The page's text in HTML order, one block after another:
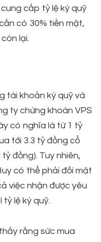
cấp tỷ lệ ký quỹ
có 30% tiền mặt,
lại.
tài khoản ký quỹ và
ty chứng khoán VPS
có nghĩa là từ 1 tỷ
tới 3.3 tỷ đồng cổ
tỷ đồng). Tuy nhiên,
có thể phải đối mặt
việc nhận được yêu
lệ ký quỹ.
rằng sức mua